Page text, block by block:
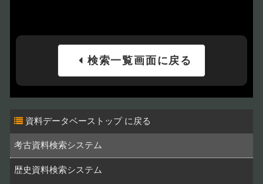
検索一覧画面に戻る
資料データベーストップ
考古資料検索システム
歴史資料検索システム